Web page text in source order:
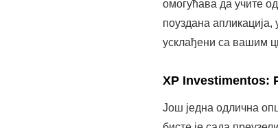
С друге стране, XP
ресурсе који помажу
осигуравајући да се
Ворен: